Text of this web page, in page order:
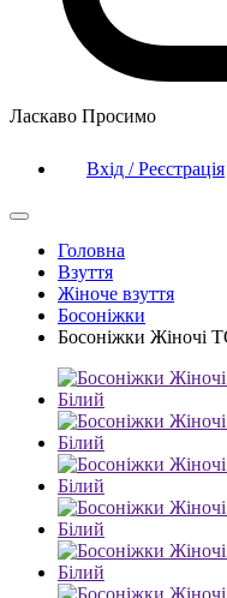
Ласкаво Просимо
Вхід / Реєстрація
Головна
Взуття
Жіноче взуття
Босоніжки
Босоніжки Жіночі